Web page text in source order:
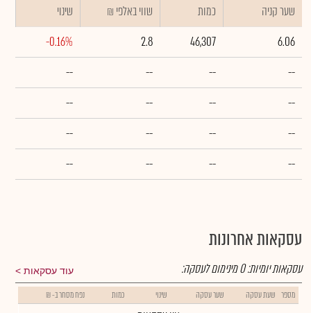
שער קניה כמות ₪ שווי באלפי
שינוי
6.06
46,307
2.8
-0.16%
--
--
--
--
--
--
--
--
--
--
--
--
--
--
--
--
עסקאות אחרונות
עוד עסקאות עסקאות יומיות:0מינימום לעסקה:
מספר שעת עסקה שער עסקה שינוי כמות נפח מסחר ב- ₪